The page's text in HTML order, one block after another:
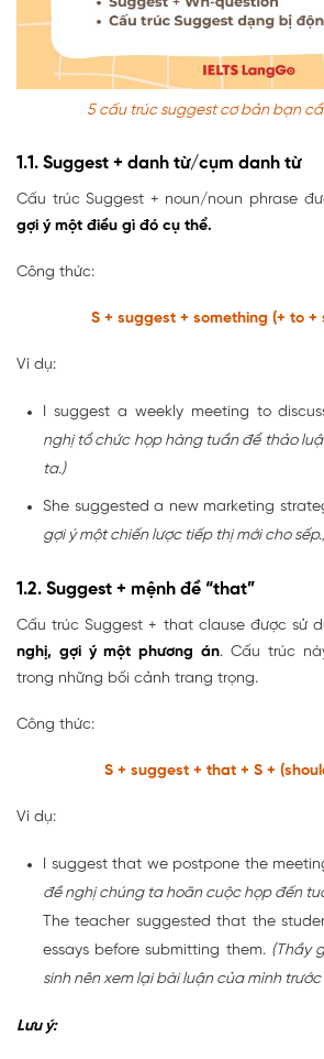
5 cấu trúc suggest cơ bản bạn
1.1. Suggest + danh từ/cụm danh từ
Cấu trúc Suggest + noun/noun phrase
gợi ý một điều gì đó cụ thể.
Công thức:
S + suggest + something (+ to +
Ví dụ:
I suggest a weekly meeting to
nghị tổ chức họp hàng tuần để thảo
ta.)
She suggested a new marketing
gợi ý một chiến lược tiếp thị mới cho
1.2. Suggest + mệnh đề “that”
Cấu trúc Suggest + that clause được sử
nghị, gợi ý một phương án. Cấu trúc
trong những bối cảnh trang trọng.
Công thức:
S + suggest + that + S +
Ví dụ:
I suggest that we postpone the
đề nghị chúng ta hoãn cuộc họp đến
The teacher suggested that the
essays before submitting them. (Thầy
sinh nên xem lại bài luận của mình trước
Lưu ý: